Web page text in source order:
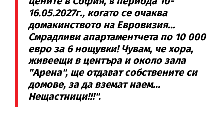
16.05.2027г., когато се очаква
домакинството на Евровизия…
Смрадливи апартаментчета по 10 000
евро за 6 нощувки! Чувам, че хора,
живеещи в центъра и около зала
"Арена", ще отдават собствените си
домове, за да вземат наем...
Нещастници!!!".